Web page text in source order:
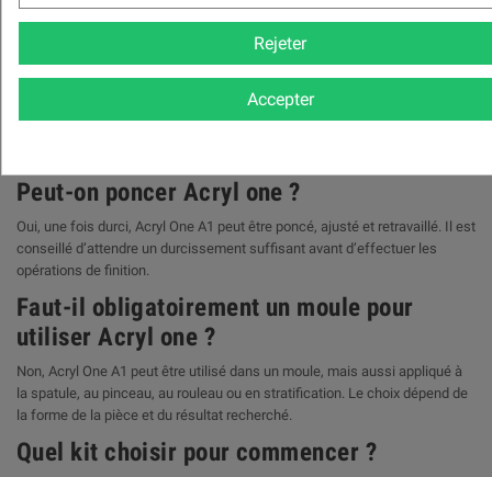
d’améliorer la durabilité de l’objet.
Peut-on peindre Acryl one après
durcissement ?
Oui, Acryl One A1 peut être peint après durcissement et préparation de
Peut-on poncer Acryl one ?
Oui, une fois durci, Acryl One A1 peut être poncé, ajusté et retravaillé. Il est
conseillé d’attendre un durcissement suffisant avant d’effectuer les
opérations de finition.
Faut-il obligatoirement un moule pour
utiliser Acryl one ?
Non, Acryl One A1 peut être utilisé dans un moule, mais aussi appliqué à
la spatule, au pinceau, au rouleau ou en stratification. Le choix dépend de
la forme de la pièce et du résultat recherché.
Quel kit choisir pour commencer ?
Rejeter
Accepter